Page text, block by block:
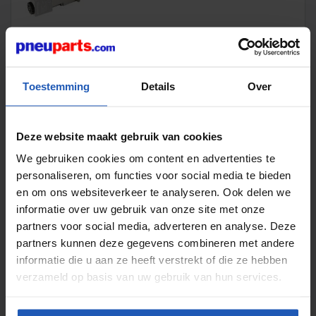
Toestemming Details Over
Deze website maakt gebruik van cookies
We gebruiken cookies om content en advertenties te
personaliseren, om functies voor social media te bieden
en om ons websiteverkeer te analyseren. Ook delen we
informatie over uw gebruik van onze site met onze
partners voor social media, adverteren en analyse. Deze
partners kunnen deze gegevens combineren met andere
informatie die u aan ze heeft verstrekt of die ze hebben
verzameld op basis van uw gebruik van hun services.
ventielen die nauwkeurig en betrouwbaar werken in
pneumatische systemen.
Of het nu gaat om elektrisch bediende
magneetventielen, pneumatisch of mechanisch
gestuurde ventielen, wij bieden voor elke toepassing de
juiste oplossing.
Daarnaast leveren wij speciale logica-componenten en
geluiddempers die jouw installatie veiliger, stiller en
efficiënter maken.
Magneetventielen 2/2 en 3/2: compact en
energiezuinig
weg uitvoeringen, zowelnormaal gesloten (NC)als